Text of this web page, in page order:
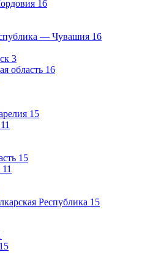
16
— Чувашия 16
3
область 16
15
11
15
11
Республика 15
15